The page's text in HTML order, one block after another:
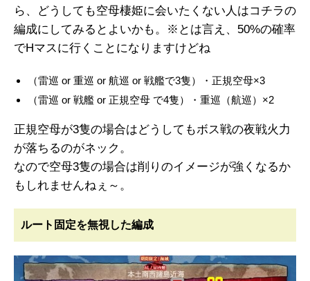
ら、どうしても空母棲姫に会いたくない人はコチラの
編成にしてみるとよいかも。※とは言え、50%の確率
でHマスに行くことになりますけどね
（雷巡 or 重巡 or 航巡 or 戦艦で3隻）・正規空母×3
（雷巡 or 戦艦 or 正規空母 で4隻）・重巡（航巡）×2
正規空母が3隻の場合はどうしてもボス戦の夜戦火力
が落ちるのがネック。
なので空母3隻の場合は削りのイメージが強くなるか
もしれませんねぇ～。
ルート固定を無視した編成